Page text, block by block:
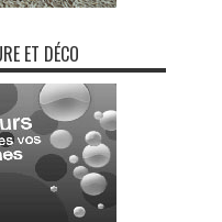
ET DÉCO